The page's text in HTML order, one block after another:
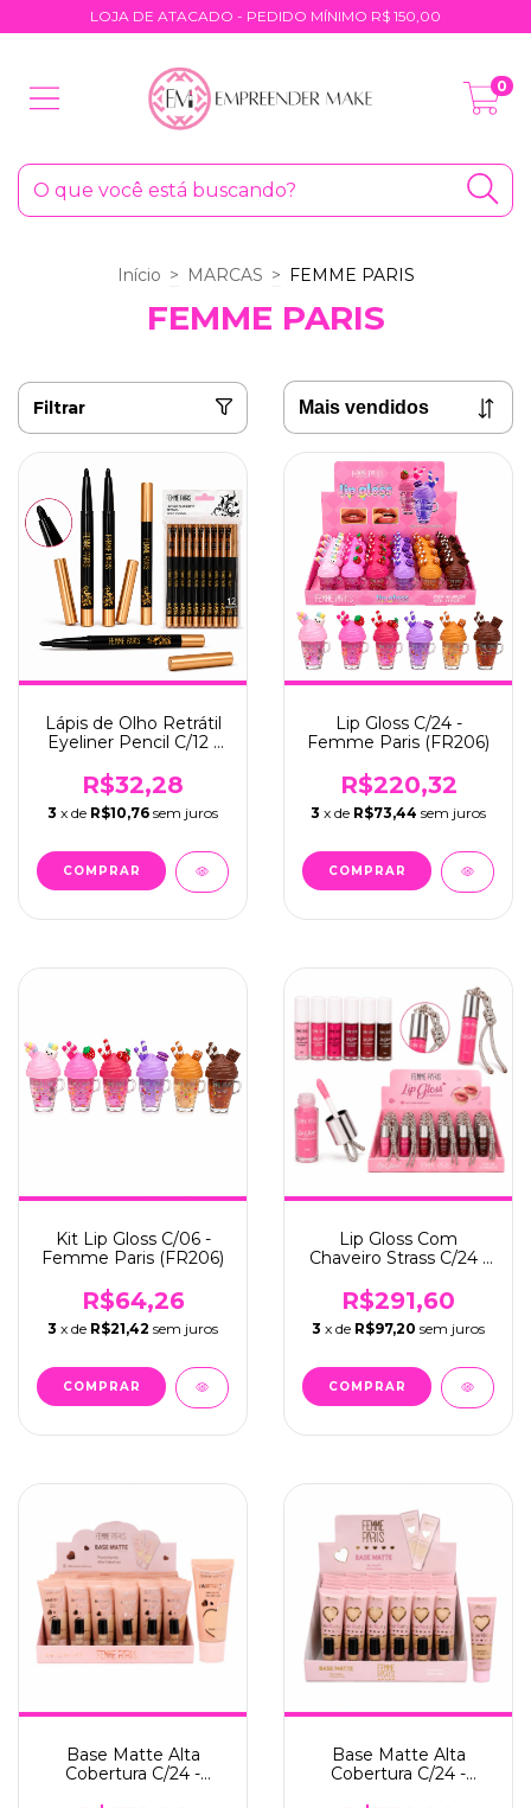
LOJA DE ATACADO - PEDIDO MÍNIMO R$ 150,00
0
Início > MARCAS > FEMME PARIS
FEMME PARIS
Filtrar
Lápis de Olho Retrátil
Eyeliner Pencil C/12 -
R$32,28
3 x de R$10,76 sem juros
Lip Gloss C/24 -
Femme Paris (FR206)
R$220,32
3 x de R$73,44 sem juros
Kit Lip Gloss C/06 -
Femme Paris (FR206)
R$64,26
3 x de R$21,42 sem juros
Lip Gloss Com
Chaveiro Strass C/24 -
R$291,60
3 x de R$97,20 sem juros
Base Matte Alta
Cobertura C/24 -
Base Matte Alta
Cobertura C/24 -